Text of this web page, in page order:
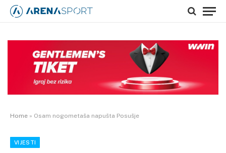
Home » Osam nogometaša napušta Posušje
VIJESTI